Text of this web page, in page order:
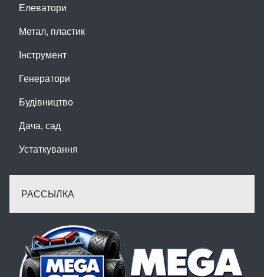
Елеватори
Метал, пластик
Інструмент
Генератори
Будівництво
Дача, сад
Устаткування
РАССЫЛКА